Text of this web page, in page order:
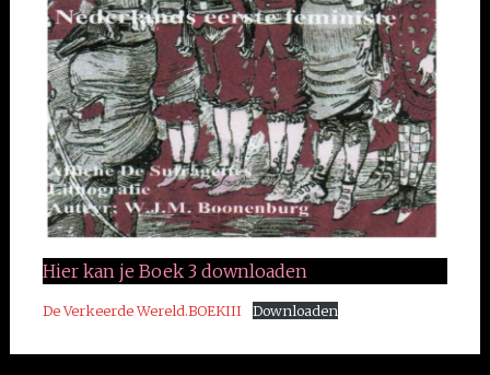
Hier kan je Boek 3 downloaden
De Verkeerde Wereld.BOEKIII Downloaden